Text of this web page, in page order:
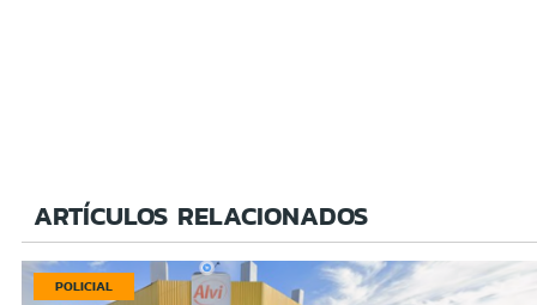
ARTÍCULOS RELACIONADOS
POLICIAL